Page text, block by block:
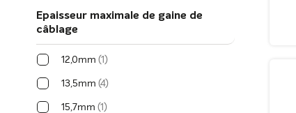
Epaisseur maximale de gaine de
câblage
12,0mm 1
13,5mm 4
15,7mm 1